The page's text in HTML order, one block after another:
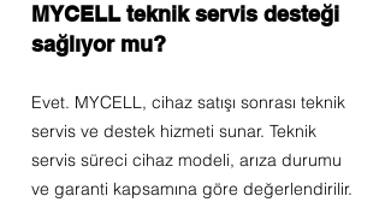
MYCELL teknik servis desteği
sağlıyor mu?
Evet. MYCELL, cihaz satışı sonrası teknik
servis ve destek hizmeti sunar. Teknik
servis süreci cihaz modeli, arıza durumu
ve garanti kapsamına göre değerlendirilir.